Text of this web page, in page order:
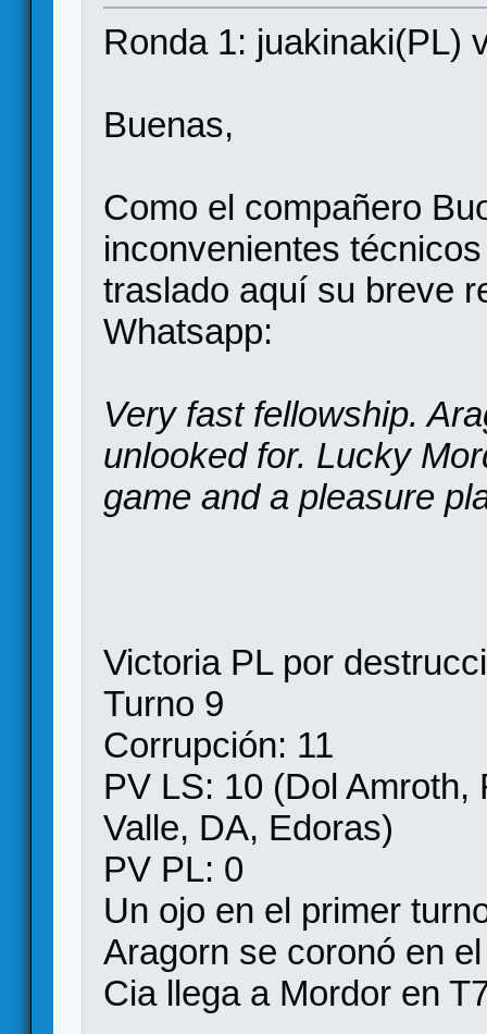
Ronda 1: juakinaki(PL)
Buenas,
Como el compañero
inconvenientes
traslado aquí su breve
Whatsapp:
Very fast fellowship.
unlooked for. Lucky
game and a pleasure
Victoria PL por
Turno 9
Corrupción: 11
PV LS: 10 (Dol Amroth,
Valle, DA, Edoras)
PV PL: 0
Un ojo en el primer
Aragorn se coronó en
Cia llega a Mordor en